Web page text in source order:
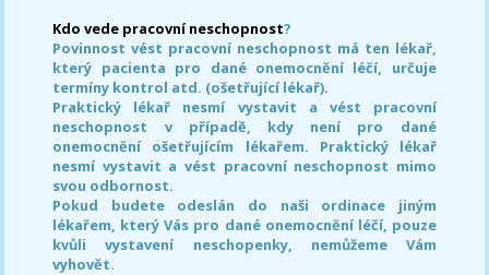
Kdo vede pracovní neschopnost?
Povinnost vést pracovní neschopnost má ten lékař,
který pacienta pro dané onemocnění léčí, určuje
termíny kontrol atd. (ošetřující lékař).
Praktický lékař nesmí vystavit a vést pracovní
neschopnost v případě, kdy není pro dané
onemocnění ošetřujícím lékařem. Praktický lékař
nesmí vystavit a vést pracovní neschopnost mimo
svou odbornost.
Pokud budete odeslán do naši ordinace jiným
lékařem, který Vás pro dané onemocnění léčí, pouze
kvůli vystavení neschopenky, nemůžeme Vám
vyhovět.